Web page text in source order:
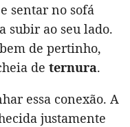
sentar no sofá
subir ao seu lado.
de pertinho,
de ternura.
essa conexão. A
justamente